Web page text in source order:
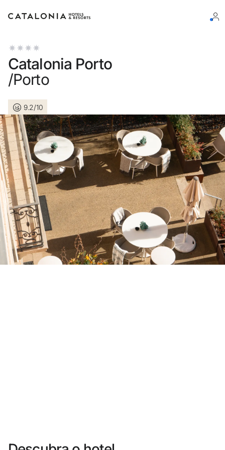
Inicie sessão na sua conta
LOGIN
Esqueceu-se da palavra-passe?
ou utilize uma destas opções
Entre com o Google
Iniciar sessão apenas com e-mail
Você ainda não se cadastrou ?
Criar uma conta
Catalonia Porto
/Porto
9.2/10